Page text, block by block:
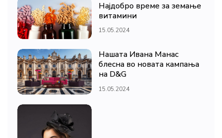
Најдобро време за земање
витамини
15.05.2024
Нашата Ивана Манас
блесна во новата кампања
на D&G
15.05.2024